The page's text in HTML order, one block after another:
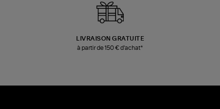
LIVRAISON GRATUITE
à partir de 150 € d'achat*